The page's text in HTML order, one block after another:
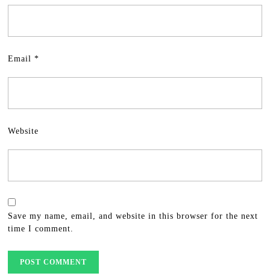
Email*
Website
Save my name, email, and website in this browser for the next
time I comment.